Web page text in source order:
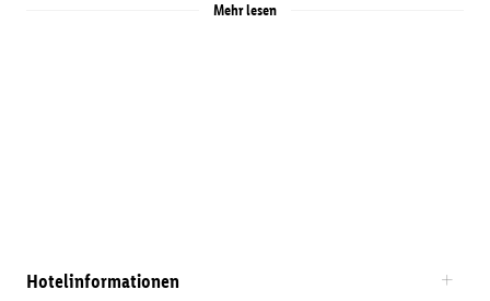
Mehr lesen
Hotelinformationen